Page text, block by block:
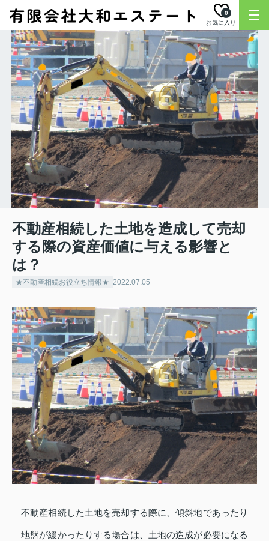
お気に入り
0
不動産相続した土地を造成して売却
する際の資産価値に与える影響と
は？
★不動産相続お役立ち情報★ 2022.07.05
不動産相続した土地を売却する際に、傾斜地であったり
地盤が緩かったりする場合は、土地の造成が必要になる